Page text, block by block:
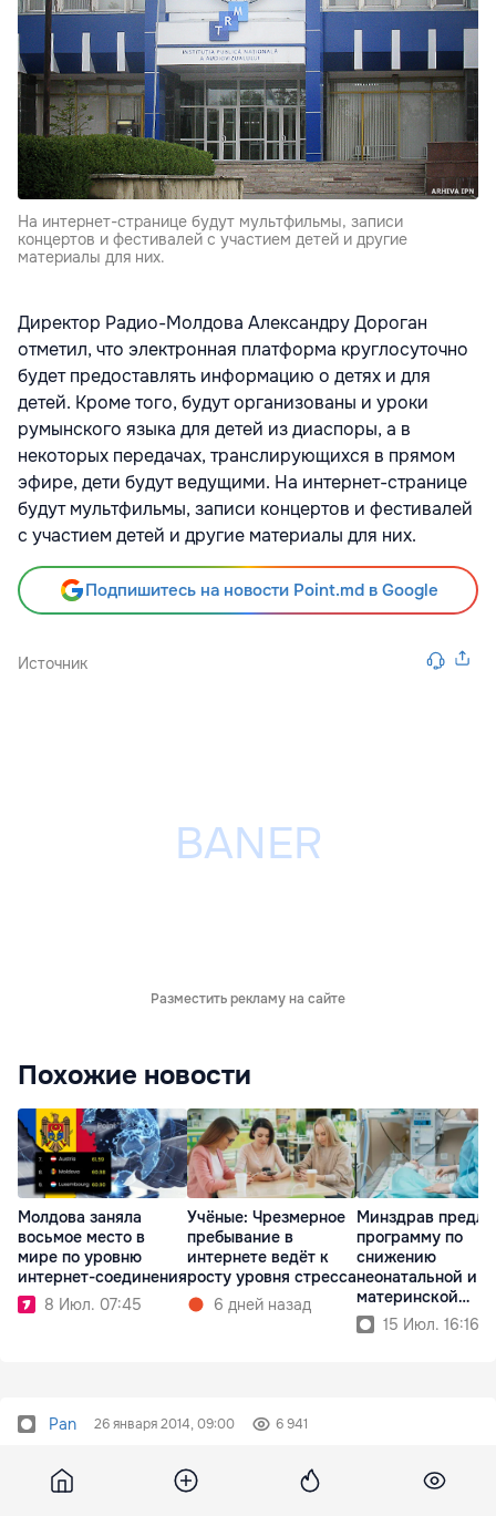
На интернет-странице будут мультфильмы, записи
концертов и фестивалей с участием детей и другие
материалы для них.
Директор Радио-Молдова Александру Дороган
отметил, что электронная платформа круглосуточно
будет предоставлять информацию о детях и для
детей. Кроме того, будут организованы и уроки
румынского языка для детей из диаспоры, а в
некоторых передачах, транслирующихся в прямом
эфире, дети будут ведущими. На интернет-странице
будут мультфильмы, записи концертов и фестивалей
с участием детей и другие материалы для них.
Подпишитесь на новости Point.md в Google
Источник
Разместить рекламу на сайте
Похожие новости
Молдова заняла
восьмое место в
мире по уровню
интернет-соединения
8 Июл. 07:45
Учёные: Чрезмерное
пребывание в
интернете ведёт к
росту уровня стресса
6 дней назад
Минздрав
программу по
снижению
неонатальной и
материнской
смертности
15 Июл. 16:16
Pan 26 января 2014, 09:00 6 941
Филат признал
ненормальность отношений с